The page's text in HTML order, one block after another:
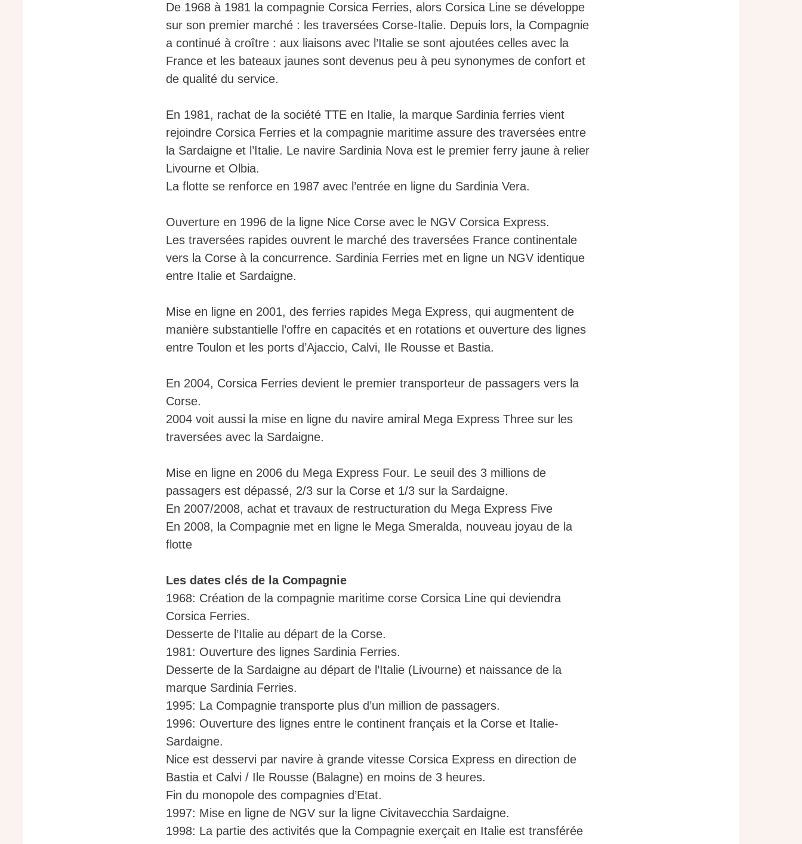
De 1968 à 1981 la compagnie Corsica Ferries, alors Corsica Line se développe
sur son premier marché : les traversées Corse-Italie. Depuis lors, la Compagnie
a continué à croître : aux liaisons avec l’Italie se sont ajoutées celles avec la
France et les bateaux jaunes sont devenus peu à peu synonymes de confort et
de qualité du service.
En 1981, rachat de la société TTE en Italie, la marque Sardinia ferries vient
rejoindre Corsica Ferries et la compagnie maritime assure des traversées entre
la Sardaigne et l’Italie. Le navire Sardinia Nova est le premier ferry jaune à relier
Livourne et Olbia.
La flotte se renforce en 1987 avec l’entrée en ligne du Sardinia Vera.
Ouverture en 1996 de la ligne Nice Corse avec le NGV Corsica Express.
Les traversées rapides ouvrent le marché des traversées France continentale
vers la Corse à la concurrence. Sardinia Ferries met en ligne un NGV identique
entre Italie et Sardaigne.
Mise en ligne en 2001, des ferries rapides Mega Express, qui augmentent de
manière substantielle l’offre en capacités et en rotations et ouverture des lignes
entre Toulon et les ports d’Ajaccio, Calvi, Ile Rousse et Bastia.
En 2004, Corsica Ferries devient le premier transporteur de passagers vers la
Corse.
2004 voit aussi la mise en ligne du navire amiral Mega Express Three sur les
traversées avec la Sardaigne.
Mise en ligne en 2006 du Mega Express Four. Le seuil des 3 millions de
passagers est dépassé, 2/3 sur la Corse et 1/3 sur la Sardaigne.
En 2007/2008, achat et travaux de restructuration du Mega Express Five
En 2008, la Compagnie met en ligne le Mega Smeralda, nouveau joyau de la
flotte
Les dates clés de la Compagnie
1968: Création de la compagnie maritime corse Corsica Line qui deviendra
Corsica Ferries.
Desserte de l’Italie au départ de la Corse.
1981: Ouverture des lignes Sardinia Ferries.
Desserte de la Sardaigne au départ de l’Italie (Livourne) et naissance de la
marque Sardinia Ferries.
1995: La Compagnie transporte plus d’un million de passagers.
1996: Ouverture des lignes entre le continent français et la Corse et Italie-
Sardaigne.
Nice est desservi par navire à grande vitesse Corsica Express en direction de
Bastia et Calvi / Ile Rousse (Balagne) en moins de 3 heures.
Fin du monopole des compagnies d’Etat.
1997: Mise en ligne de NGV sur la ligne Civitavecchia Sardaigne.
1998: La partie des activités que la Compagnie exerçait en Italie est transférée